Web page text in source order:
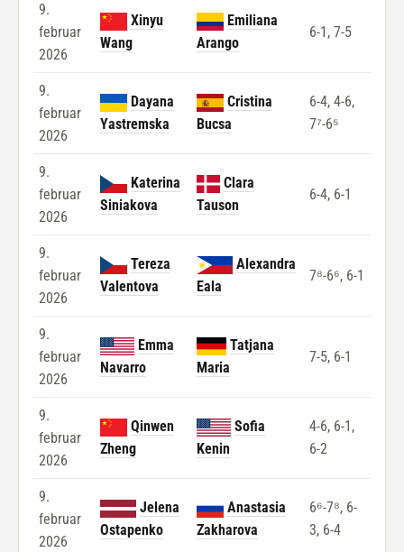
9.
februar
2026
Xinyu
Wang
Emiliana
Arango
6-1, 7-5
9.
februar
2026
Dayana
Yastremska
Cristina
Bucsa
6-4, 4-6,
7⁷-6⁵
9.
februar
2026
Katerina
Siniakova
Clara
Tauson
6-4, 6-1
9.
februar
2026
Tereza
Valentova
Alexandra
Eala
7⁸-6⁶, 6-1
9.
februar
2026
Emma
Navarro
Tatjana
Maria
7-5, 6-1
9.
februar
2026
Qinwen
Zheng
Sofia
Kenin
4-6, 6-1,
6-2
9.
februar
2026
Jelena
Ostapenko
Anastasia
Zakharova
6⁶-7⁸, 6-
3, 6-4